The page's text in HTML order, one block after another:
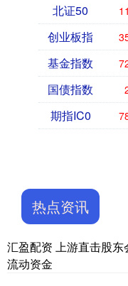
北证50
创业板指
基金指数
国债指数
期指IC0
热点资讯
汇盈配资 上游直击股
流动资金